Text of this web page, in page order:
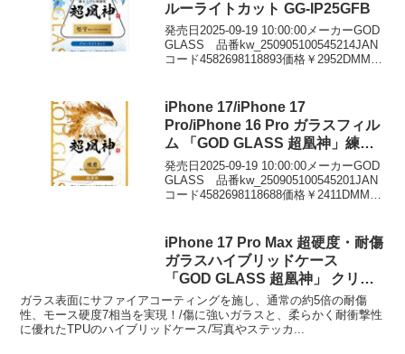
ルーライトカット GG-IP25GFB
発売日2025-09-19 10:00:00メーカーGOD
GLASS 品番kw_250905100545214JAN
コード4582698118893価格￥2952DMMで
iPhone 17/iPhone 17
Pro/iPhone 16 Pro ガラスフィル
ム 「GOD GLASS 超凰神」練磨
超透明 GG-IM25G
発売日2025-09-19 10:00:00メーカーGOD
GLASS 品番kw_250905100545201JAN
コード4582698118688価格￥2411DMMで
iPhone 17 Pro Max 超硬度・耐傷
ガラスハイブリッドケース
「GOD GLASS 超凰神」 クリア
GG-IL25CGSCL
ガラス表面にサファイアコーティングを施し、通常の約5倍の耐傷
性、モース硬度7相当を実現！/傷に強いガラスと、柔らかく耐衝撃性
に優れたTPUのハイブリッドケース/写真やステッカ...